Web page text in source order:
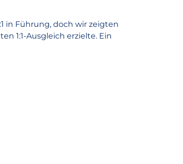
in Führung, doch wir zeigten
1:1-Ausgleich erzielte. Ein